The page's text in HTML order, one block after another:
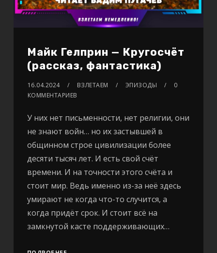
Майк Гелприн — Кругосчёт
(рассказ, фантастика)
16.04.2024 ВЗЛЕТАЕМ ЭПИЗОДЫ
0
КОММЕНТАРИЕВ
У них нет письменности, нет религии, они
не знают войн… но их застывшей в
общинном строе цивилизации более
десяти тысяч лет. И есть свой счёт
времени. И на точности этого счёта и
стоит мир. Ведь именно из-за неё здесь
умирают не когда что-то случится, а
когда придёт срок. И стоит всё на
замкнутой касте поддерживающих…